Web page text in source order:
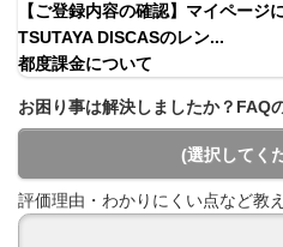
【ご登録内容の確認】マイページ
TSUTAYA DISCASのレン...
都度課金について
お困り事は解決しましたか？FAQ
(選択してく
評価理由・わかりにくい点など教